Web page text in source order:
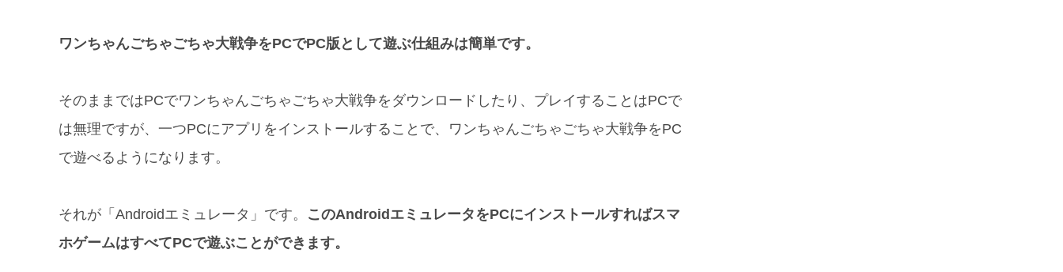
ワンちゃんごちゃごちゃ大戦争をPCでPC版として遊ぶ仕組みは簡単です。
そのままではPCでワンちゃんごちゃごちゃ大戦争をダウンロードしたり、プレイすることはPCで
は無理ですが、一つPCにアプリをインストールすることで、ワンちゃんごちゃごちゃ大戦争をPC
で遊べるようになります。
それが「Androidエミュレータ」です。 このAndroidエミュレータをPCにインストールすればスマ
ホゲームはすべてPCで遊ぶことができます。